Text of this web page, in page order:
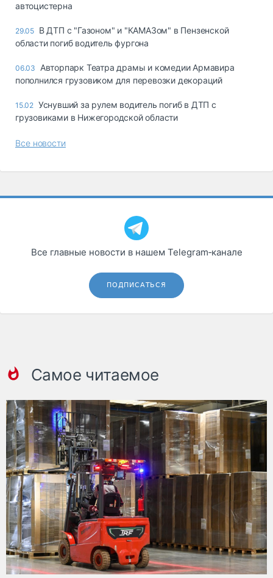
автоцистерна
29.05 В ДТП с "Газоном" и "КАМАЗом" в Пензенской
области погиб водитель фургона
06.03
Авторпарк Театра драмы и комедии Армавира
пополнился грузовиком для перевозки декораций
15.02 Уснувший за рулем водитель погиб в ДТП с
грузовиками в Нижегородской области
Все новости
Все главные новости в нашем Telegram‑канале
ПОДПИСАТЬСЯ
Самое читаемое